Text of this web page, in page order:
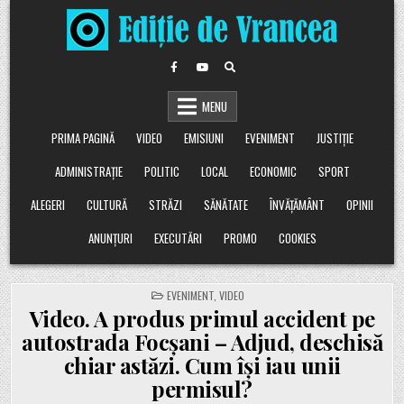
Skip
to
content
MENU
PRIMA PAGINĂ
VIDEO EMISIUNI EVENIMENT
JUSTIȚIE
ADMINISTRAȚIE
POLITIC LOCAL ECONOMIC
SPORT
ALEGERI
CULTURĂ STRĂZI SĂNĂTATE ÎNVĂȚĂMÂNT
OPINII
ANUNȚURI
EXECUTĂRI PROMO COOKIES
POSTED
IN
EVENIMENT, VIDEO
Video. A produs primul accident pe
autostrada Focșani – Adjud, deschisă
chiar astăzi. Cum își iau unii
permisul?